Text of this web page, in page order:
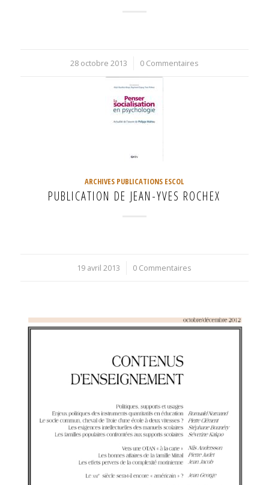
28 octobre 2013
/ 0 Commentaires
ARCHIVES PUBLICATIONS ESCOL
PUBLICATION DE JEAN-YVES ROCHEX
19 avril 2013
/ 0 Commentaires